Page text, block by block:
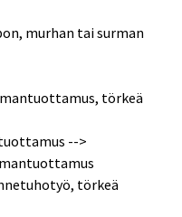
murhan tai surman
törkeä
-->
törkeä